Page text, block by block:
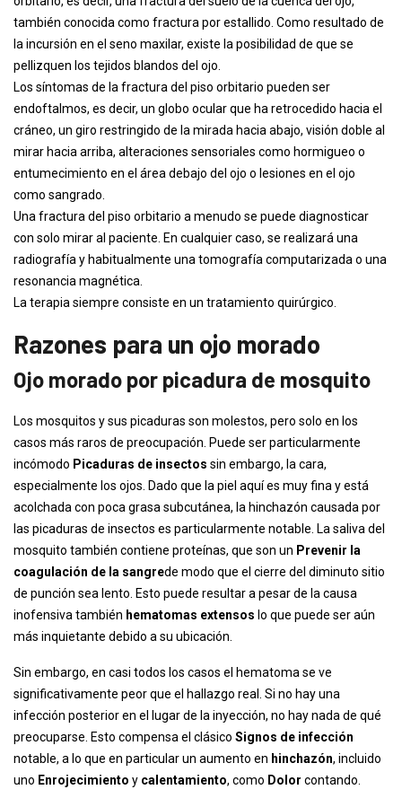
también conocida como fractura por estallido. Como resultado de
la incursión en el seno maxilar, existe la posibilidad de que se
pellizquen los tejidos blandos del ojo.
Los síntomas de la fractura del piso orbitario pueden ser
endoftalmos, es decir, un globo ocular que ha retrocedido hacia el
cráneo, un giro restringido de la mirada hacia abajo, visión doble al
mirar hacia arriba, alteraciones sensoriales como hormigueo o
entumecimiento en el área debajo del ojo o lesiones en el ojo
como sangrado.
Una fractura del piso orbitario a menudo se puede diagnosticar
con solo mirar al paciente. En cualquier caso, se realizará una
radiografía y habitualmente una tomografía computarizada o una
resonancia magnética.
La terapia siempre consiste en un tratamiento quirúrgico.
Razones para un ojo morado
Ojo morado por picadura de mosquito
Los mosquitos y sus picaduras son molestos, pero solo en los
casos más raros de preocupación. Puede ser particularmente
incómodo Picaduras de insectos sin embargo, la cara,
especialmente los ojos. Dado que la piel aquí es muy fina y está
acolchada con poca grasa subcutánea, la hinchazón causada por
las picaduras de insectos es particularmente notable. La saliva del
mosquito también contiene proteínas, que son un Prevenir la
coagulación de la sangrede modo que el cierre del diminuto sitio
de punción sea lento. Esto puede resultar a pesar de la causa
inofensiva también hematomas extensos lo que puede ser aún
más inquietante debido a su ubicación.
Sin embargo, en casi todos los casos el hematoma se ve
significativamente peor que el hallazgo real. Si no hay una
infección posterior en el lugar de la inyección, no hay nada de qué
preocuparse. Esto compensa el clásico Signos de infección
notable, a lo que en particular un aumento en hinchazón, incluido
uno Enrojecimiento y calentamiento, como Dolor contando.